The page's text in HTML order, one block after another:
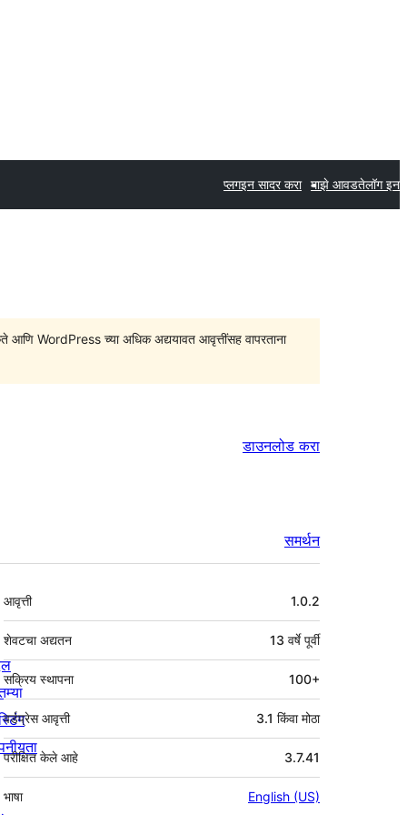
प्लगइन सादर करा माझे आवडतेलॉग इन
आणि WordPress च्या अधिक अद्ययावत आवृत्तींसह वापरताना
डाउनलोड करा
समर्थन
मेटा
आवृत्ती 1.0.2
शेवटचा अद्यतन 13 वर्षे पूर्वी
सक्रिय स्थापना 100+
वर्डप्रेस आवृत्ती 3.1 किंवा मोठा
परीक्षित केले आहे 3.7.41
भाषा English (US)